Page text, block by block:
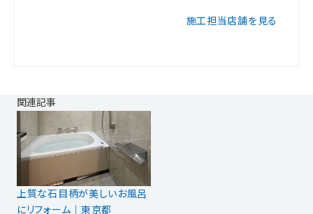
施工担当店舗を見る
関連記事
上質な石目柄が美しいお風呂
にリフォーム｜東京都